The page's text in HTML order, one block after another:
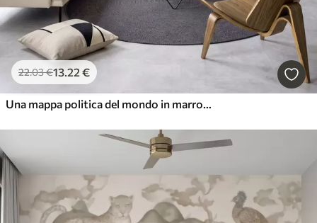
22.03€13.22 €
Una mappa politica del mondo in marrone con bandiere in inglese